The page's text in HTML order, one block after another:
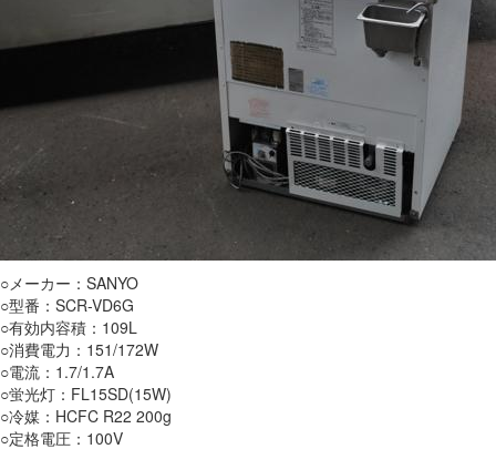
○メーカー：SANYO
○型番：SCR-VD6G
○有効内容積：109L
○消費電力：151/172W
○電流：1.7/1.7A
○蛍光灯：FL15SD(15W)
○冷媒：HCFC R22 200g
○定格電圧：100V